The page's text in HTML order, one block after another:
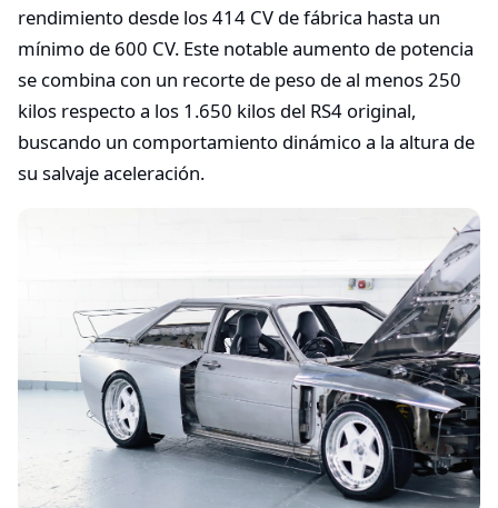
rendimiento desde los 414 CV de fábrica hasta un
mínimo de 600 CV. Este notable aumento de potencia
se combina con un recorte de peso de al menos 250
kilos respecto a los 1.650 kilos del RS4 original,
buscando un comportamiento dinámico a la altura de
su salvaje aceleración.